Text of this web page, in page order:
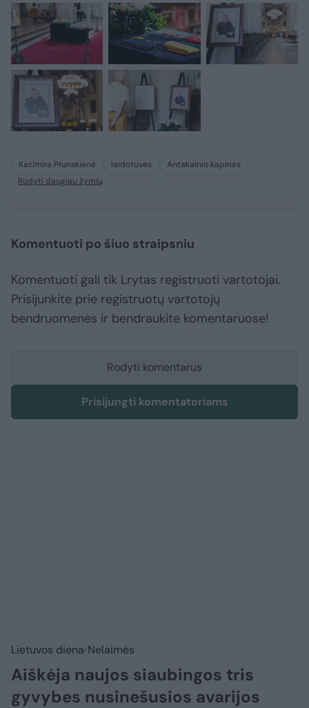
Kazimira Prunskienė laidotuvės
Antakalnio kapinės
Rodyti daugiau žymių
Komentuoti po šiuo straipsniu
Komentuoti gali tik Lrytas registruoti vartotojai.
Prisijunkite prie registruotų vartotojų
bendruomenės ir bendraukite komentaruose!
Rodyti komentarus
Prisijungti komentatoriams
Lietuvos diena Nelaimės
Aiškėja naujos siaubingos tris
gyvybes nusinešusios avarijos